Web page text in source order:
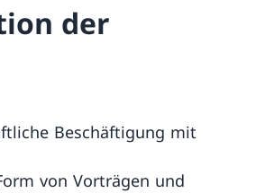
der
Beschäftigung mit
von Vorträgen und